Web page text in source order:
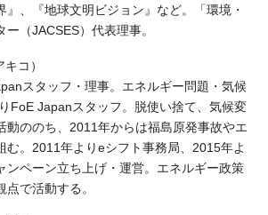
』、『地球文明ビジョン』など。「環境・
（JACSES）代表理事。
コ）
スタッフ・理事。エネルギー問題・気候
FoE Japanスタッフ。脱使い捨て、気候変
動ののち、2011年からは福島原発事故やエ
む。2011年よりeシフト事務局、2015年よ
ンペーン立ち上げ・運営。エネルギー政策
で活動する。